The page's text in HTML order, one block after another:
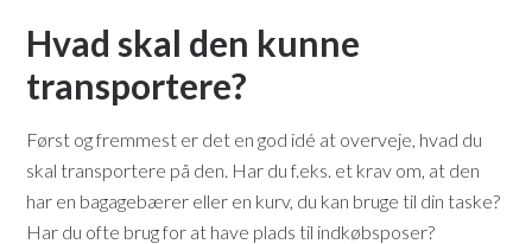
Hvad skal den kunne
transportere?
Først og fremmest er det en god idé at overveje, hvad du
skal transportere på den. Har du f.eks. et krav om, at den
har en bagagebærer eller en kurv, du kan bruge til din taske?
Har du ofte brug for at have plads til indkøbsposer?